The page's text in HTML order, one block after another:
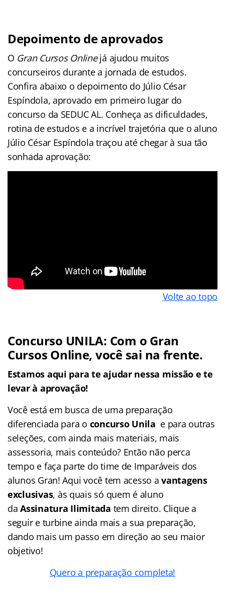
Depoimento de aprovados
O Gran Cursos Onlinejá ajudou muitos
concurseiros durante a jornada de estudos.
Confira abaixo o depoimento do Júlio César
Espíndola, aprovado em primeiro lugar do
concurso da SEDUC AL. Conheça as dificuldades,
rotina de estudos e a incrível trajetória que o aluno
Júlio César Espíndola traçou até chegar à sua tão
sonhada aprovação:
Volte ao topo
Concurso UNILA: Com o Gran
Cursos Online, você sai na frente.
Estamos aqui para te ajudar nessa missão e te
levar à aprovação!
Você está em busca de uma preparação
diferenciada para o concurso Unila e para outras
seleções, com ainda mais materiais, mais
assessoria, mais conteúdo? Então não perca
tempo e faça parte do time de Imparáveis dos
alunos Gran! Aqui você tem acesso avantagens
exclusivas, às quais só quem é aluno
daAssinatura Ilimitada tem direito. Clique a
seguir e turbine ainda mais a sua preparação,
dando mais um passo em direção ao seu maior
objetivo!
Quero a preparação completa!